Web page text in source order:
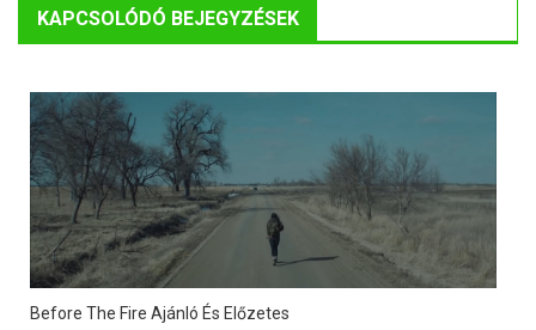
KAPCSOLÓDÓ BEJEGYZÉSEK
Before The Fire Ajánló És Előzetes